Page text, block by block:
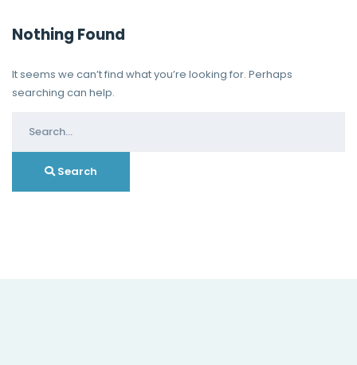
Nothing Found
It seems we can’t find what you’re looking for. Perhaps
searching can help.
for:
Search